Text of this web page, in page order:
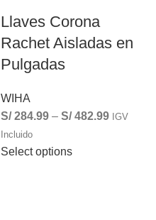
Llaves Corona
Rachet Aisladas en
Pulgadas
WIHA
S/284.99 – S/482.99 IGV
Incluido
Select options